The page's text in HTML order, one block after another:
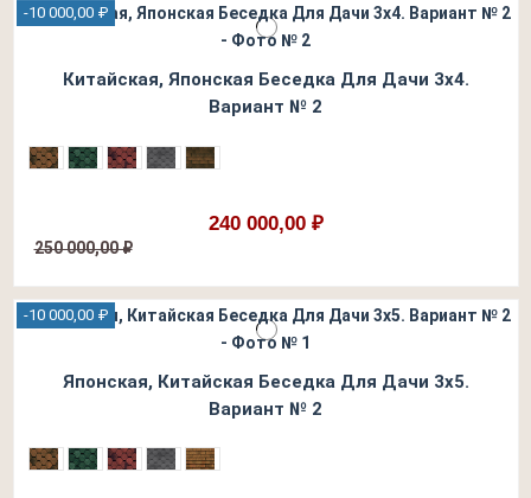
-10 000,00 ₽
Китайская, Японская Беседка Для Дачи 3х4.
Вариант № 2
240 000,00 ₽
250 000,00 ₽
-10 000,00 ₽
Японская, Китайская Беседка Для Дачи 3х5.
Вариант № 2